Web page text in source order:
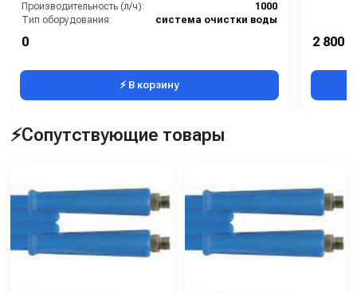
Производительность (л/ч):
1000
Тип оборудования:
система очистки воды
0
⚡ В корзину
2 800
⚡Сопутствующие товары